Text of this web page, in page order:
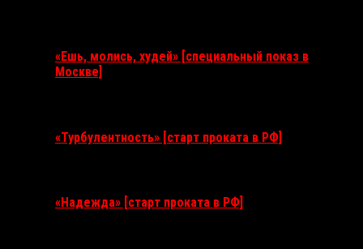
«Ешь, молись, худей» [специальный показ в
Москве]
«Турбулентность» [старт проката в РФ]
«Надежда» [старт проката в РФ]